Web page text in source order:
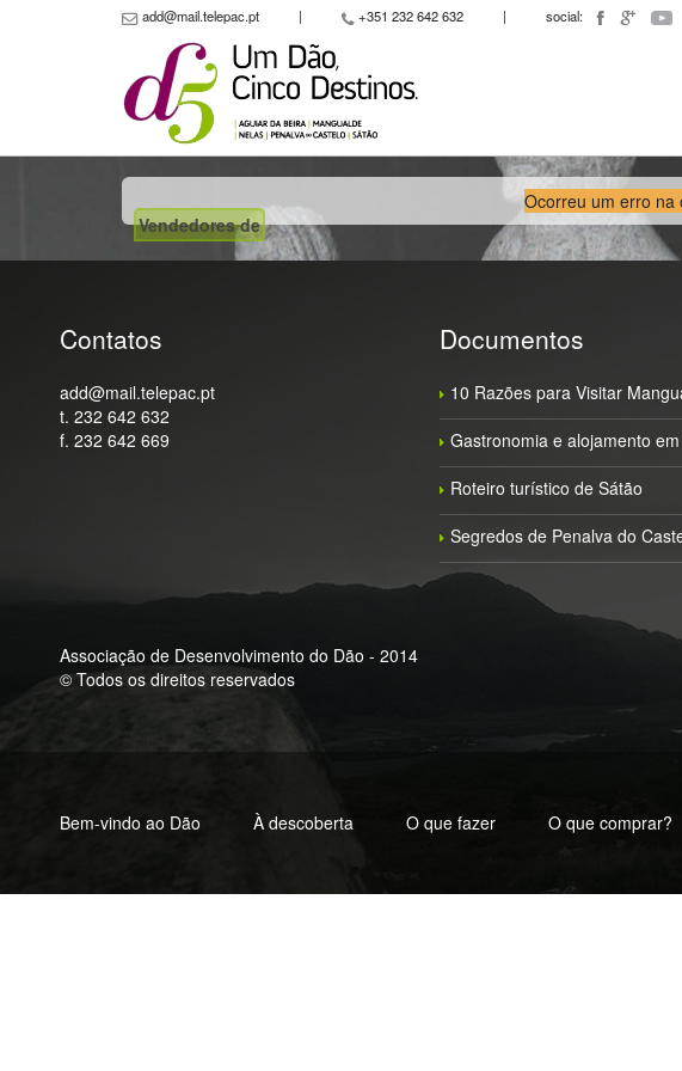
add@mail.telepac.pt | +351 232 642 632 | social:
Ocorreu um erro na
Vendedores de
Contatos
add@mail.telepac.pt
t. 232 642 632
f. 232 642 669
Documentos
10 Razões para Visitar
Gastronomia e alojamento
Roteiro turístico de Sátão
Segredos de Penalva do
Associação de Desenvolvimento do Dão - 2014
© Todos os direitos reservados
Bem-vindo ao Dão À descoberta O que fazer O que comprar?